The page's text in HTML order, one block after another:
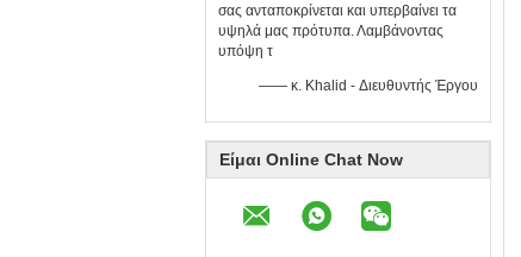
σας ανταποκρίνεται και υπερβαίνει τα
υψηλά μας πρότυπα. Λαμβάνοντας
υπόψη τ
—— κ. Khalid - Διευθυντής Έργου
Είμαι Online Chat Now